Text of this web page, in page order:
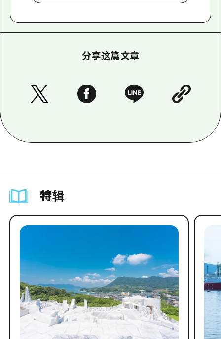
分享这篇文章
特辑